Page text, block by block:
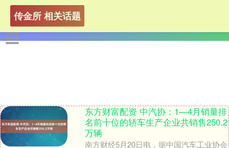
传金所 相关话题
东方财富配资 中汽协：1—4月销量排
名前十位的轿车生产企业共销售250.2
万辆
南方财经5月20日电，据中国汽车工业协会